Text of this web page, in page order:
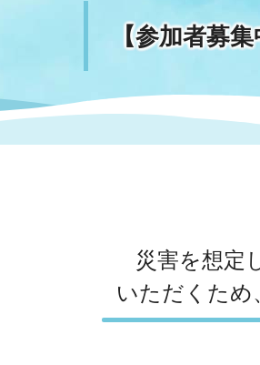
年金・保険
まちづくり
電子サービス
高齢者福祉・介護
福祉に関するその他の
目的から探す
スポーツ
企業立地
保健・衛生
市の統計
職員
市議会
【参加者募
災害を想定
いただくため